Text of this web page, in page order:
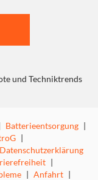
und Techniktrends
Batterieentsorgung |
|
Datenschutzerklärung
|
| Anfahrt |